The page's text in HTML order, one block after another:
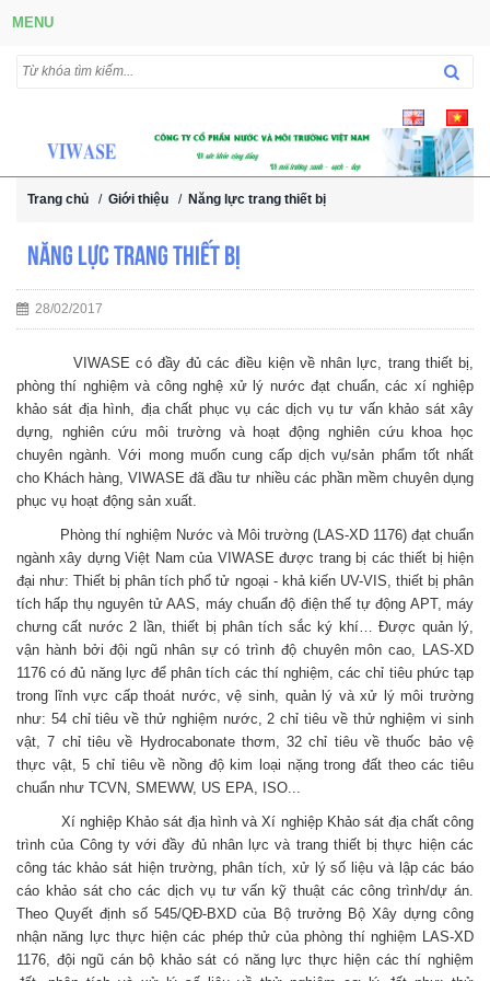
MENU
Trang chủ / Giới thiệu / Năng lực trang thiết bị
Năng lực trang thiết bị
28/02/2017
VIWASE có đầy đủ các điều kiện về nhân lực, trang thiết bị,
phòng thí nghiệm và công nghệ xử lý nước đạt chuẩn, các xí nghiệp
khảo sát địa hình, địa chất phục vụ các dịch vụ tư vấn khảo sát xây
dựng, nghiên cứu môi trường và hoạt động nghiên cứu khoa học
chuyên ngành. Với mong muốn cung cấp dịch vụ/sản phẩm tốt nhất
cho Khách hàng, VIWASE đã đầu tư nhiều các phần mềm chuyên dụng
phục vụ hoạt động sản xuất.
Phòng thí nghiệm Nước và Môi trường (LAS-XD 1176) đạt chuẩn
ngành xây dựng Việt Nam của VIWASE được trang bị các thiết bị hiện
đại như: Thiết bị phân tích phổ tử ngoại - khả kiến UV-VIS, thiết bị phân
tích hấp thụ nguyên tử AAS, máy chuẩn độ điện thế tự động APT, máy
chưng cất nước 2 lần, thiết bị phân tích sắc ký khí… Được quản lý,
vận hành bởi đội ngũ nhân sự có trình độ chuyên môn cao, LAS-XD
1176 có đủ năng lực để phân tích các thí nghiệm, các chỉ tiêu phức tạp
trong lĩnh vực cấp thoát nước, vệ sinh, quản lý và xử lý môi trường
như: 54 chỉ tiêu về thử nghiệm nước, 2 chỉ tiêu về thử nghiệm vi sinh
vật, 7 chỉ tiêu về Hydrocabonate thơm, 32 chỉ tiêu về thuốc bảo vệ
thực vật, 5 chỉ tiêu về nồng độ kim loại nặng trong đất theo các tiêu
chuẩn như TCVN, SMEWW, US EPA, ISO...
Xí nghiệp Khảo sát địa hình và Xí nghiệp Khảo sát địa chất công
trình của Công ty với đầy đủ nhân lực và trang thiết bị thực hiện các
công tác khảo sát hiện trường, phân tích, xử lý số liệu và lập các báo
cáo khảo sát cho các dịch vụ tư vấn kỹ thuật các công trình/dự án.
Theo Quyết định số 545/QĐ-BXD của Bộ trưởng Bộ Xây dựng công
nhận năng lực thực hiện các phép thử của phòng thí nghiệm LAS-XD
1176, đội ngũ cán bộ khảo sát có năng lực thực hiện các thí nghiệm